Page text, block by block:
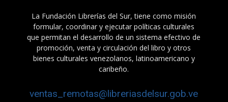
La Fundación Librerías del Sur, tiene como misión
formular, coordinar y ejecutar políticas culturales
que permitan el desarrollo de un sistema efectivo de
promoción, venta y circulación del libro y otros
bienes culturales venezolanos, latinoamericano y
caribeño.
ventas_remotas@libreriasdelsur.gob.ve